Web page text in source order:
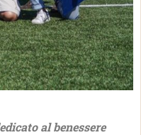
al benessere